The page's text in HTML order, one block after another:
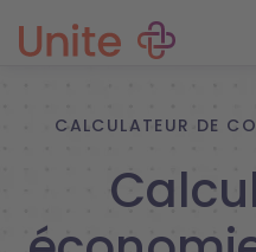
CALCULATEUR DE